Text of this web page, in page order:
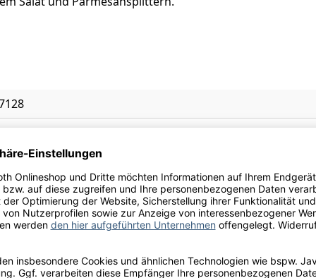
konzentrierter Traubenmost,
Stabilisator: enthält Hefe-Mannoproteine und/oder
SCHWEFELDIOXID
Kreide, Melone, Orangenblüten